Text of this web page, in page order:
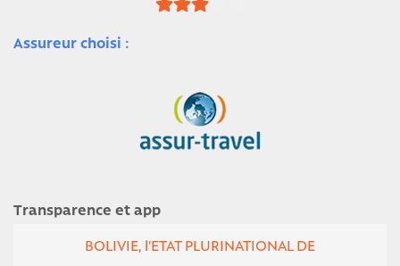
Assureur choisi :
Transparence et app
BOLIVIE, l'ETAT PLURINATIONAL DE